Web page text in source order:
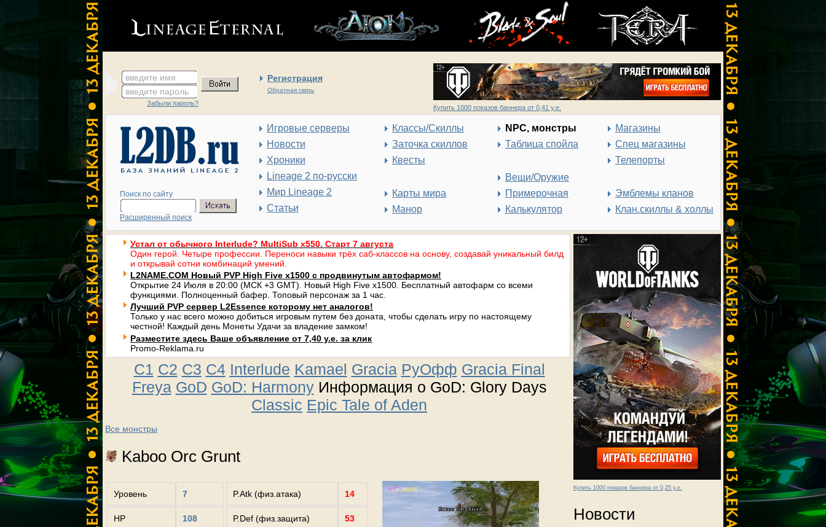
введите имя Регистрация
Обратная связь
введите пароль
Забыли пароль?
Купить 1000 показов баннера от 0,41 у.е.
Поиск по сайту
Расширенный поиск
Игровые серверы
Новости
Хроники
Lineage 2 по-русски
Мир Lineage 2
Статьи
Классы/Скиллы
Заточка скиллов
Квесты
Карты мира
Манор
NPC, монстры
Таблица спойла
Вещи/Оружие
Примерочная
Калькулятор
Магазины
Спец магазины
Телепорты
Эмблемы кланов
Клан.скиллы & холлы
Купить 1000 показов баннера от 0,25 у.е.
Новости
Устал от обычного Interlude? MultiSub x550. Старт 7 августа
Один герой. Четыре профессии. Переноси навыки трёх саб-классов на основу, создавай уникальный билд
и открывай сотни комбинаций умений.
L2NAME.COM Новый PVP High Five x1500 с продвинутым автофармом!
Открытие 24 Июля в 20:00 (МСК +3 GMT). Новый High Five x1500. Бесплатный автофарм со всеми
функциями. Полноценный бафер. Топовый персонаж за 1 час.
Лучший PVP сервер L2Essence которому нет аналогов!
Только у нас всего можно добиться игровым путем без доната, чтобы сделать игру по настоящему
честной! Каждый день Монеты Удачи за владение замком!
Разместите здесь Ваше объявление от 7,40 у.е. за клик
Promo-Reklama.ru
C1 C2 C3 C4 Interlude Kamael Gracia РуОфф Gracia Final
Freya GoD GoD: HarmonyИнформация о GoD: Glory Days
Classic Epic Tale of Aden
Все монстры
Kaboo Orc Grunt
Уровень 7
HP 108
P.Atk (физ.атака) 14
P.Def (физ.защита) 53